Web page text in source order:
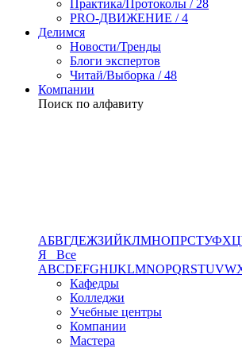
Практика/Протоколы / 28
PRO-ДВИЖЕНИЕ / 4
Делимся
Новости/Тренды
Блоги экспертов
Читай/Выборка / 48
Компании
Поиск по алфавиту
АБВГДЕЖЗИЙКЛМНОПРСТУФХЦ
Я Все
ABCDEFGHIJKLMNOPQRSTUVW
Кафедры
Колледжи
Учебные центры
Компании
Мастера